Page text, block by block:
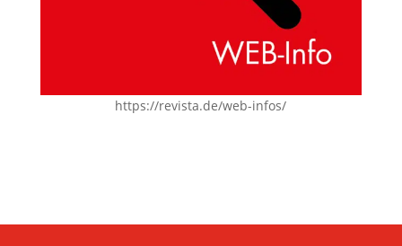
https://revista.de/web-infos/